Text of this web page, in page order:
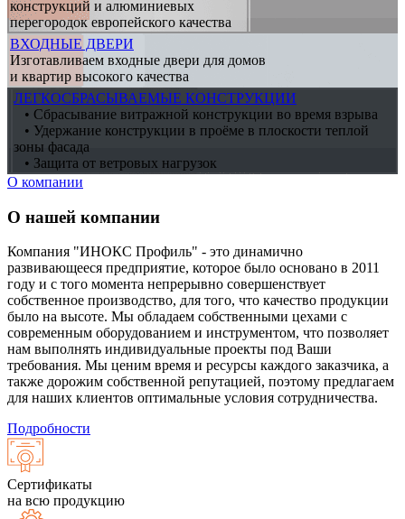
конструкций и алюминиевых
перегородок европейского качества
ВХОДНЫЕ ДВЕРИ
Изготавливаем входные двери для домов
и квартир высокого качества
ЛЕГКОСБРАСЫВАЕМЫЕ КОНСТРУКЦИИ
• Сбрасывание витражной конструкции во время взрыва
• Удержание конструкции в проёме в плоскости теплой
зоны фасада
• Защита от ветровых нагрузок
О компании
О нашей компании
Компания "ИНОКС Профиль" - это динамично
развивающееся предприятие, которое было основано в 2011
году и с того момента непрерывно совершенствует
собственное производство, для того, что качество продукции
было на высоте. Мы обладаем собственными цехами с
современным оборудованием и инструментом, что позволяет
нам выполнять индивидуальные проекты под Ваши
требования. Мы ценим время и ресурсы каждого заказчика, а
также дорожим собственной репутацией, поэтому предлагаем
для наших клиентов оптимальные условия сотрудничества.
Подробности
Сертификаты
на всю продукцию